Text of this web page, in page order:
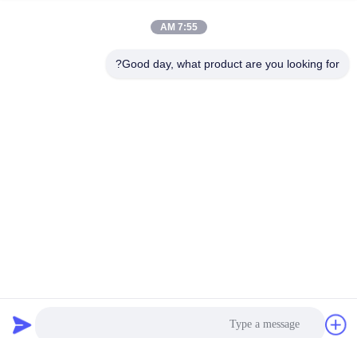
احصل على أفضل سعر
7:55 AM
Good day, what product are you looking for?